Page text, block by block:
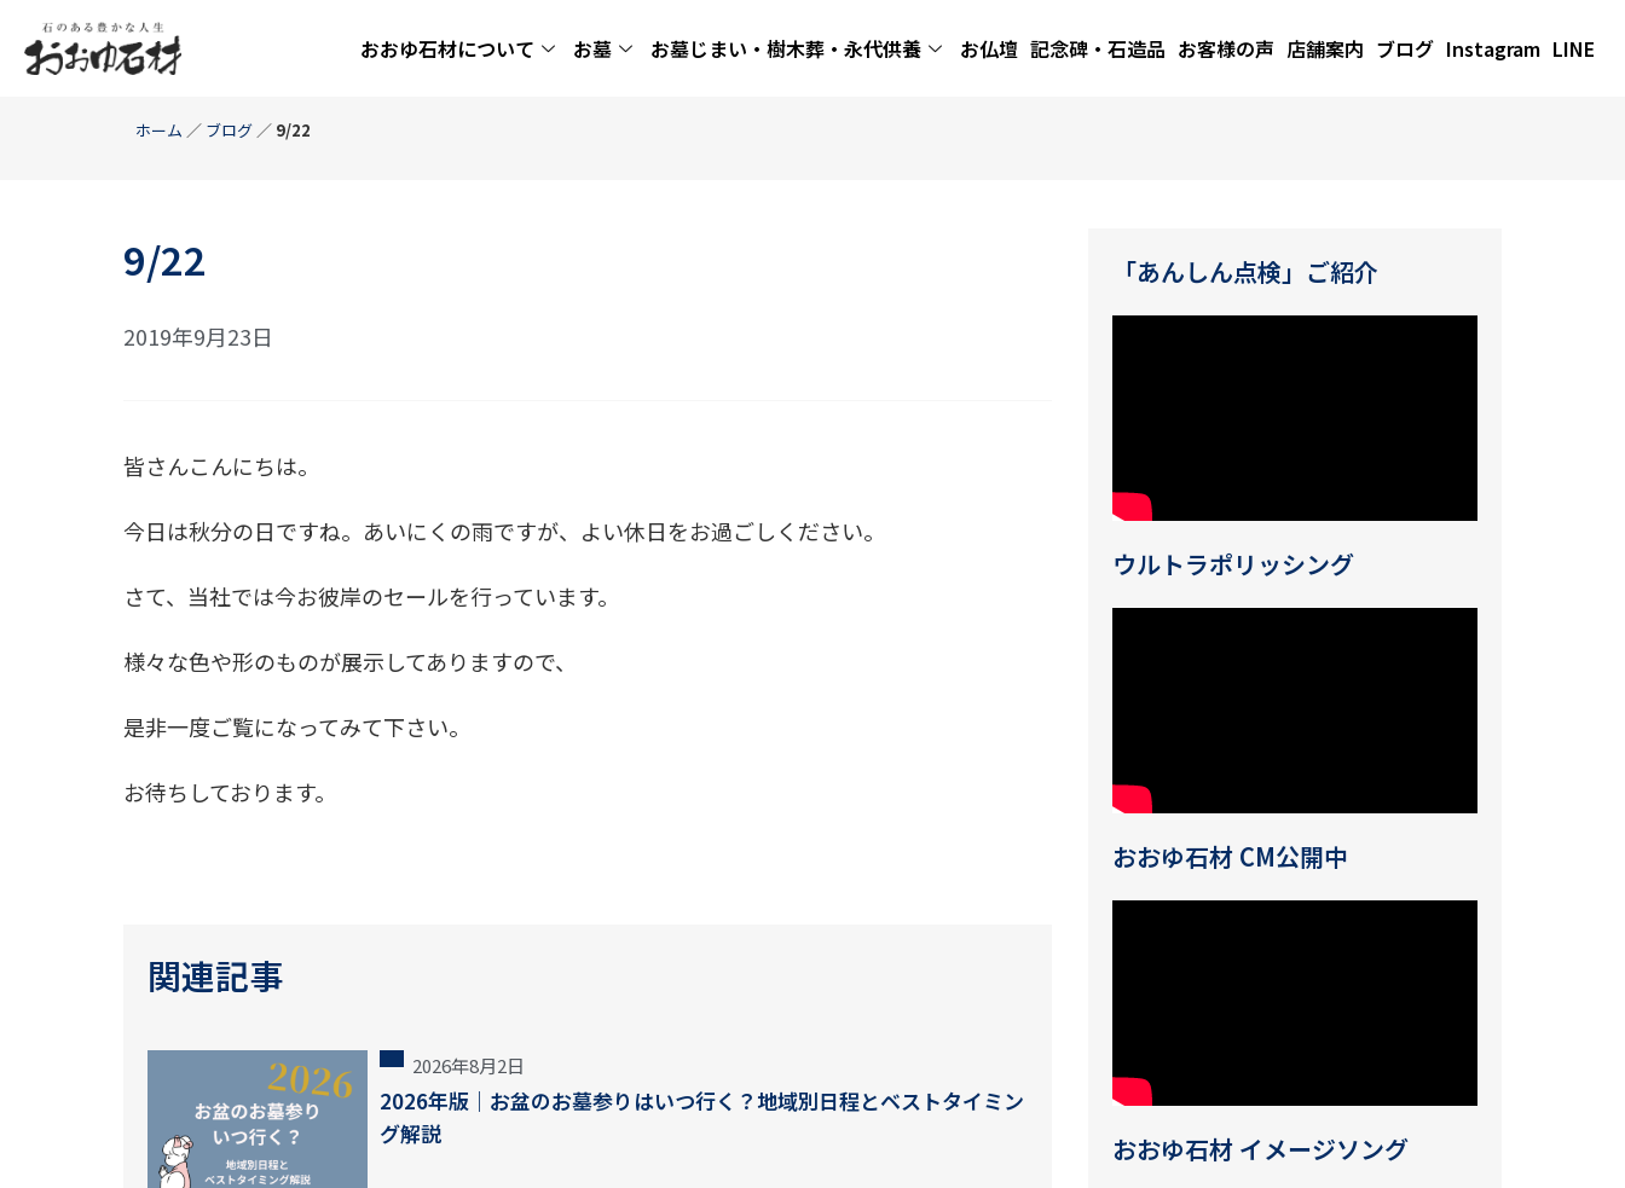
おおゆ石材について お墓 お墓じまい・樹木葬・永代供養 お仏壇 記念碑・石造品 お客様の声 店舗案内 ブログ Instagram LINE
ホーム ／ ブログ ／ 9/22
9/22
2019年9月23日
皆さんこんにちは。
今日は秋分の日ですね。あいにくの雨ですが、よい休日をお過ごしください。
さて、当社では今お彼岸のセールを行っています。
様々な色や形のものが展示してありますので、
是非一度ご覧になってみて下さい。
お待ちしております。
関連記事
2026年8月2日
2026年版｜お盆のお墓参りはいつ行く？地域別日程とベストタイミン
グ解説
「あんしん点検」ご紹介
ウルトラポリッシング
おおゆ石材 CM公開中
おおゆ石材 イメージソング